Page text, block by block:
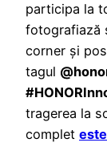
participa la
fotografiază
corner și
tagul
tragerea la
complet